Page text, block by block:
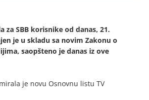
za SBB korisnike od danas, 21.
je u skladu sa novim Zakonu o
saopšteno je danas iz ove
je novu Osnovnu listu TV